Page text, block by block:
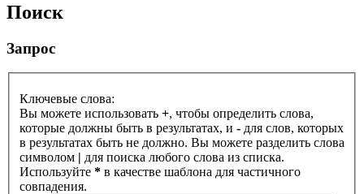
Поиск
Запрос
Ключевые слова:
Вы можете использовать +, чтобы определить слова,
которые должны быть в результатах, и - для слов, которых
в результатах быть не должно. Вы можете разделить слова
символом | для поиска любого слова из списка.
Используйте * в качестве шаблона для частичного
совпадения.